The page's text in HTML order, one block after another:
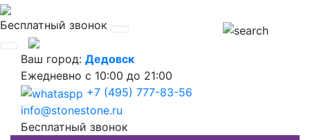
Бесплатный звонок
Ваш город: Дедовск
Ежедневно с 10:00 до 21:00
+7 (495) 777-83-56
info@stonestone.ru
Бесплатный звонок